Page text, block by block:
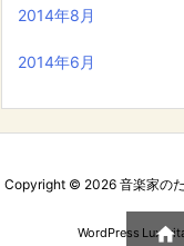
2014年8月
2014年6月
Copyright © 2026 音楽家の
WordPress 